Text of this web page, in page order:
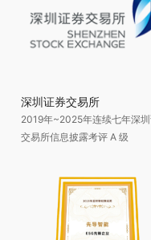
深圳证券交易所
2019年~2025年连续七年深
交易所信息披露考评 A 级